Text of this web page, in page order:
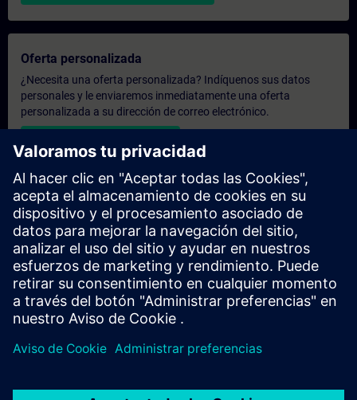
Oferta personalizada
¿Necesita una oferta personalizada? Indíquenos sus datos
personales y le enviaremos inmediatamente una oferta
personalizada a su dirección de correo electrónico.
Enviar una oferta personal
Solicitar presupuesto exclusivo
¿Necesita una formación más especializada y busca un
presupuesto para una formación exclusiva, ya sea presencial,
virtual o en un centro de formación SITRAIN? Tras facilitarnos
sus datos personales y sus necesidades formativas, le
enviaremos un presupuesto personalizado.
Solicitar presupuesto exclusivo